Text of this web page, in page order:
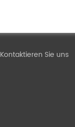
Kontaktieren Sie uns